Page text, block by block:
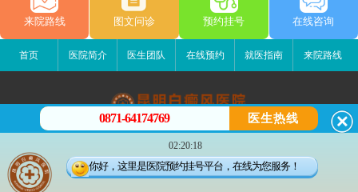
来院路线 图文问诊 预约挂号 在线咨询
首页 医院简介 医生团队 在线预约 就医指南 来院路线
昆明白癜风医院
昆明市五华区护国路2号
版权所有：昆明白癜风医院
联系电话：0871-64174769
0871-64174769 医生热线
02:20:18
你好，这里是医院预约挂号平台，在线为您服务！